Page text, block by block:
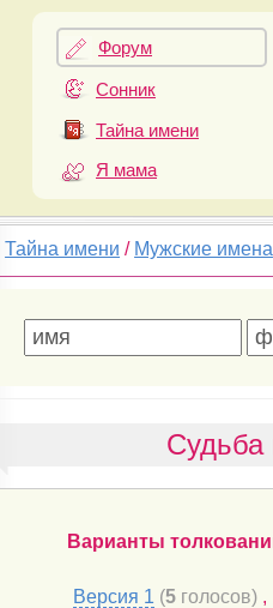
Форум
Сонник
Тайна имени
Я мама
Тайна имени / Мужские имена
Судьба
Варианты
Версия 1 (5 голосов) ,